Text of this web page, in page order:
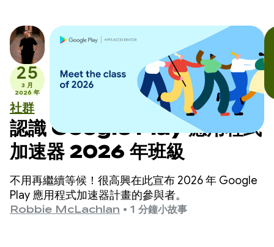
25
3 月
2026 年
社群
認識 Google Play 應用程式
加速器 2026 年班級
不用再繼續等候！很高興在此宣布 2026 年 Google
Play 應用程式加速器計畫的參與者。
Robbie McLachlan • 1 分鐘小故事